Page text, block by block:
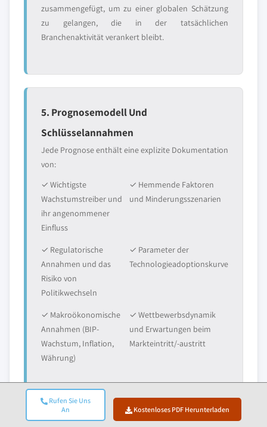
Rufen Sie Uns
An
Kostenloses PDF Herunterladen
zusammengefügt, um zu einer globalen Schätzung
zu gelangen, die in der tatsächlichen
Branchenaktivität verankert bleibt.
5. Prognosemodell Und
Schlüsselannahmen
Jede Prognose enthält eine explizite Dokumentation
von:
✓ Wichtigste
Wachstumstreiber und
ihr angenommener
Einfluss
✓ Hemmende Faktoren
und Minderungsszenarien
✓ Regulatorische
Annahmen und das
Risiko von
Politikwechseln
✓ Parameter der
Technologieadoptionskurve
✓ Makroökonomische
Annahmen (BIP-
Wachstum, Inflation,
Währung)
✓ Wettbewerbsdynamik
und Erwartungen beim
Markteintritt/-austritt